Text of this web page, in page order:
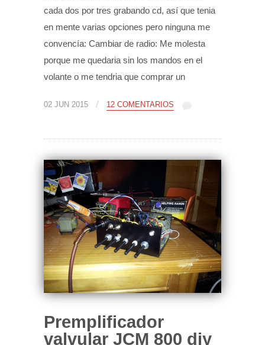
cada dos por tres grabando cd, así que tenia
en mente varias opciones pero ninguna me
convencía: Cambiar de radio: Me molesta
porque me quedaria sin los mandos en el
volante o me tendria que comprar un
02 JUN 2015 / 12 COMENTARIOS
Premplificador
valvular JCM 800 diy